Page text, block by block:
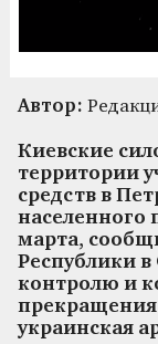
Автор:
Киевские
территории
средств в
населенного
марта,
Республики
контролю и
украинская